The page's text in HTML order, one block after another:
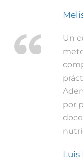
Un
por
Luis